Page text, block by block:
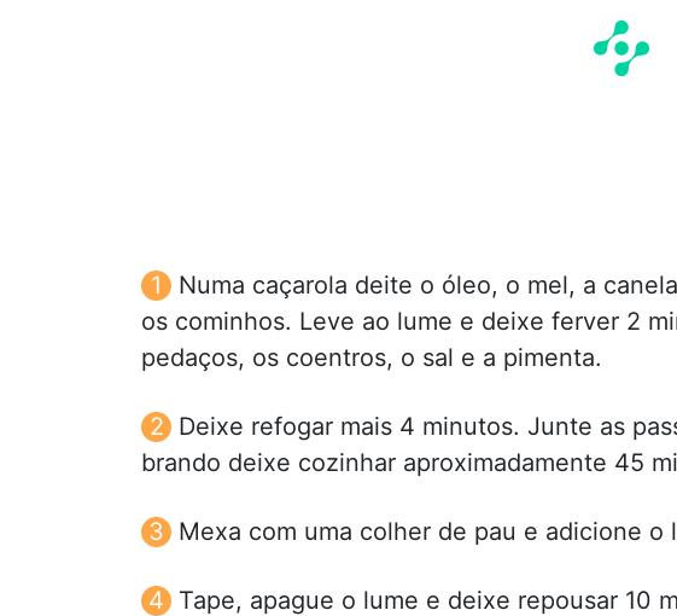
Numa caçarola deite o óleo, o mel, a
os cominhos. Leve ao lume e deixe ferver 2
pedaços, os coentros, o sal e a pimenta.
Deixe refogar mais 4 minutos. Junte as
brando deixe cozinhar aproximadamente 45
Mexa com uma colher de pau e adicione o
Tape, apague o lume e deixe repousar 10